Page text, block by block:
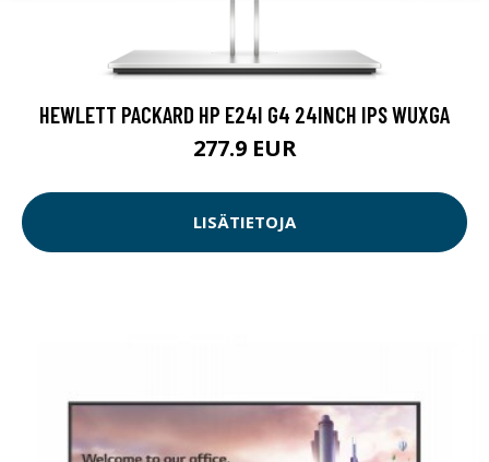
HEWLETT PACKARD HP E24I G4 24INCH IPS WUXGA
277.9 EUR
LISÄTIETOJA